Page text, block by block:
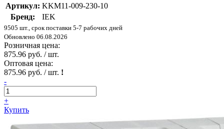
Артикул: KKM11-009-230-10
Бренд:
IEK
9505 шт., срок поставки 5-7 рабочих дней
Обновлено 06.08.2026
Розничная цена:
875.96 руб. / шт.
Оптовая цена:
875.96 руб. / шт. !
-
+
Купить